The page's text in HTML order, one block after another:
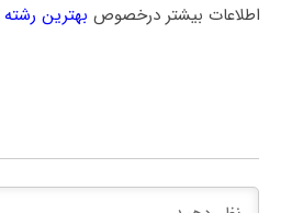
اطلاعات بیشتر درخصوص بهترین